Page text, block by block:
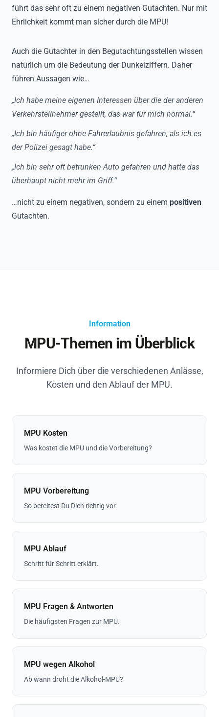
führt das sehr oft zu einem negativen Gutachten. Nur mit
Ehrlichkeit kommt man sicher durch die MPU!
Auch die Gutachter in den Begutachtungsstellen wissen
natürlich um die Bedeutung der Dunkelziffern. Daher
führen Aussagen wie…
„Ich habe meine eigenen Interessen über die der anderen
Verkehrsteilnehmer gestellt, das war für mich normal.“
„Ich bin häufiger ohne Fahrerlaubnis gefahren, als ich es
der Polizei gesagt habe.“
„Ich bin sehr oft betrunken Auto gefahren und hatte das
überhaupt nicht mehr im Griff.“
…nicht zu einem negativen, sondern zu einem positiven
Gutachten.
Information
MPU-Themen im Überblick
Informiere Dich über die verschiedenen Anlässe,
Kosten und den Ablauf der MPU.
MPU Kosten
Was kostet die MPU und die Vorbereitung?
MPU Vorbereitung
So bereitest Du Dich richtig vor.
MPU Ablauf
Schritt für Schritt erklärt.
MPU Fragen & Antworten
Die häufigsten Fragen zur MPU.
MPU wegen Alkohol
Ab wann droht die Alkohol-MPU?